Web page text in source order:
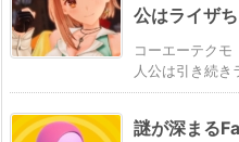
公はライザ
コーエーテクモ
人公は引き続き
謎が深まる